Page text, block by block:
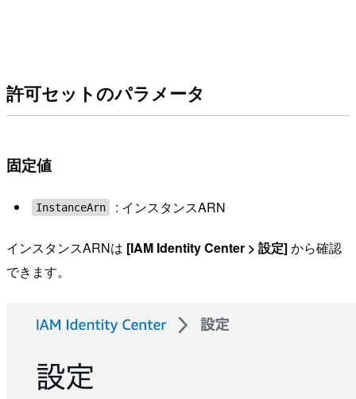
許可セットのパラメータ
固定値
InstanceArn : インスタンスARN
インスタンスARNは [IAM Identity Center > 設定]から確認
できます。